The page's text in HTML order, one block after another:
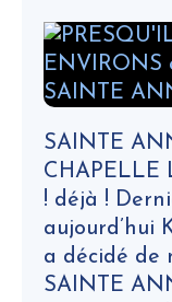
SAINTE
CHAPELLE
! déjà !
aujourd’hui
a décidé de
SAINTE